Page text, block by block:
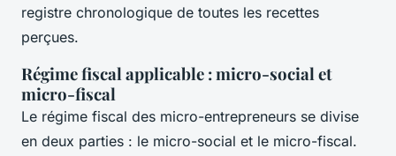
registre chronologique de toutes les recettes
perçues.
Régime fiscal applicable : micro-social et
micro-fiscal
Le régime fiscal des micro-entrepreneurs se divise
en deux parties : le micro-social et le micro-fiscal.